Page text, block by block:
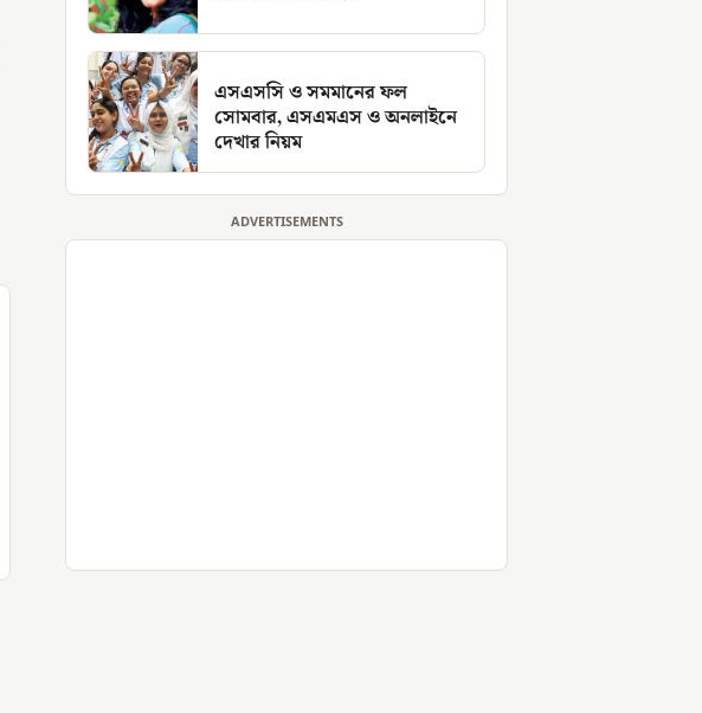
এসএসসি ও সমমানের ফল
সোমবার, এসএমএস ও অনলাইনে
দেখার নিয়ম
ADVERTISEMENTS